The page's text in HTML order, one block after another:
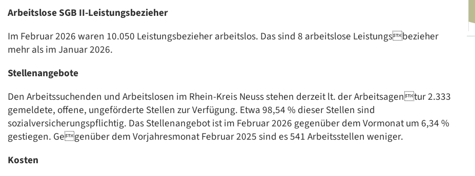
Arbeitslose SGB II-Leistungsbezieher
Im Februar 2026 waren 10.050 Leistungsbezieher arbeitslos. Das sind 8 arbeitslose Leistungsbezieher
mehr als im Januar 2026.
Stellenangebote
Den Arbeitssuchenden und Arbeitslosen im Rhein-Kreis Neuss stehen derzeit lt. der Arbeitsagentur 2.333
gemeldete, offene, ungeförderte Stellen zur Verfügung. Etwa 98,54 % dieser Stellen sind
sozialversicherungspflichtig. Das Stellenangebot ist im Februar 2026 gegenüber dem Vormonat um 6,34 %
gestiegen. Gegenüber dem Vorjahresmonat Februar 2025 sind es 541 Arbeitsstellen weniger.
Kosten